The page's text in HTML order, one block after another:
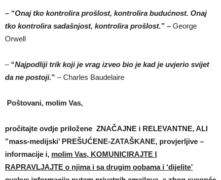
– “Onaj tko kontrolira prošlost, kontrolira budućnost. Onaj
tko kontrolira sadašnjost, kontrolira prošlost.” – George
Orwell
– “Najpodliji trik koji je vrag izveo bio je kad je uvjerio svijet
da ne postoji.” – Charles Baudelaire
Poštovani, molim Vas,
pročitajte ovdje priložene ZNAČAJNE i RELEVANTNE, ALI
”mass-medijski’ PREŠUĆENE-ZATAŠKANE, provjerljive –
informacije i, molim Vas, KOMUNICIRAJTE I
RAPRAVLJAJTE o njima i sa drugim oobama i ‘dijelite’